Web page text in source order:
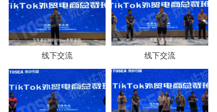
线下交流 线下交流